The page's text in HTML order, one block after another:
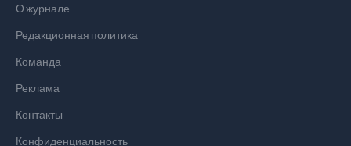
О журнале
Редакционная политика
Команда
Реклама
Контакты
Конфиденциальность